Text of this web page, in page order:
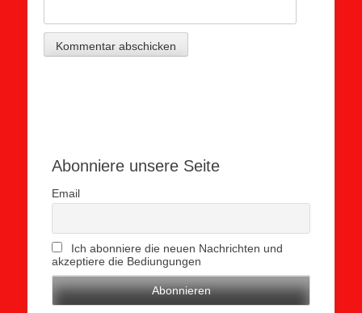
Abonniere unsere Seite
Email
Ich abonniere die neuen Nachrichten und
akzeptiere die Bediungungen